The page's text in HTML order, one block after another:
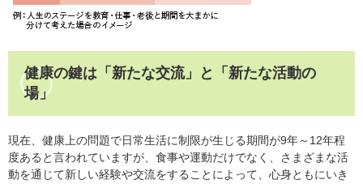
健康の鍵は「新たな交流」と「新たな活動の
場」
現在、健康上の問題で日常生活に制限が生じる期間が9年～12年程
度あると言われていますが、食事や運動だけでなく、さまざまな活
動を通じて新しい経験や交流をすることによって、心身ともにいき